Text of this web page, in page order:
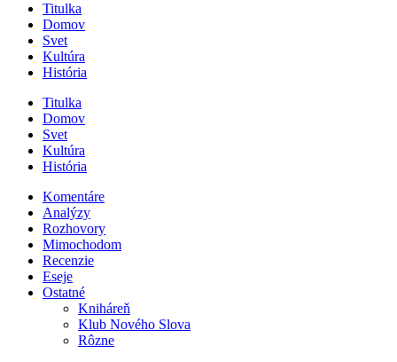
Titulka
Domov
Svet
Kultúra
História
Titulka
Domov
Svet
Kultúra
História
Komentáre
Analýzy
Rozhovory
Mimochodom
Recenzie
Eseje
Ostatné
Kniháreň
Klub Nového Slova
Rôzne